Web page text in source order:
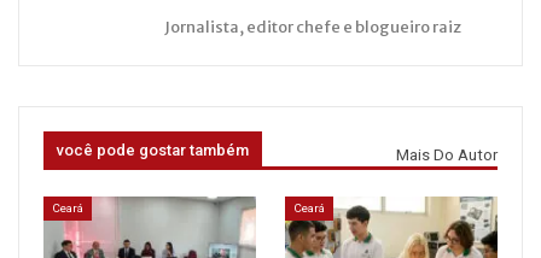
Jornalista, editor chefe e blogueiro raiz
você pode gostar também Mais Do Autor
Ceará Ceará